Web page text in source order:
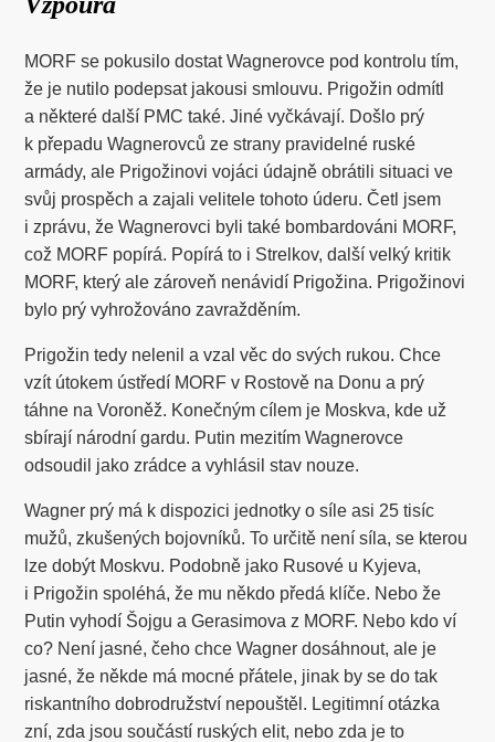
MORF se pokusilo dostat Wagnerovce pod kontrolu tím,
že je nutilo podepsat jakousi smlouvu. Prigožin odmítl
a některé další PMC také. Jiné vyčkávají. Došlo prý
k přepadu Wagnerovců ze strany pravidelné ruské
armády, ale Prigožinovi vojáci údajně obrátili situaci ve
svůj prospěch a zajali velitele tohoto úderu. Četl jsem
i zprávu, že Wagnerovci byli také bombardováni MORF,
což MORF popírá. Popírá to i Strelkov, další velký kritik
MORF, který ale zároveň nenávidí Prigožina. Prigožinovi
bylo prý vyhrožováno zavražděním.
Prigožin tedy nelenil a vzal věc do svých rukou. Chce
vzít útokem ústředí MORF v Rostově na Donu a prý
táhne na Voroněž. Konečným cílem je Moskva, kde už
sbírají národní gardu. Putin mezitím Wagnerovce
odsoudil jako zrádce a vyhlásil stav nouze.
Wagner prý má k dispozici jednotky o síle asi 25 tisíc
mužů, zkušených bojovníků. To určitě není síla, se kterou
lze dobýt Moskvu. Podobně jako Rusové u Kyjeva,
i Prigožin spoléhá, že mu někdo předá klíče. Nebo že
Putin vyhodí Šojgu a Gerasimova z MORF. Nebo kdo ví
co? Není jasné, čeho chce Wagner dosáhnout, ale je
jasné, že někde má mocné přátele, jinak by se do tak
riskantního dobrodružství nepouštěl. Legitimní otázka
zní, zda jsou součástí ruských elit, nebo zda je to